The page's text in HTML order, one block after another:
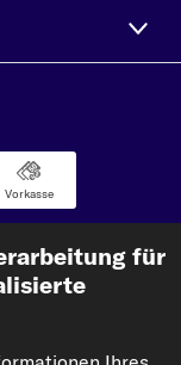
Vorkasse
für